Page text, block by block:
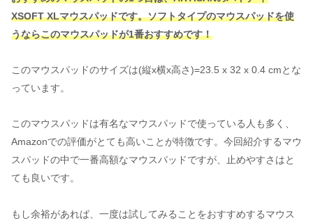
XSOFT XLマウスパッドです。ソフトタイプのマウスパッドを使
うならこのマウスパッドが1番おすすめです！
このマウスパッドのサイズは(縦x横x高さ)=23.5 x 32 x 0.4 cmとな
っています。
このマウスパッドは有名なマウスパッドで使っている人も多く、
Amazonでの評価がとても高いことが特徴です。今回紹介するマウ
スパッドの中で一番高額なマウスパッドですが、止めやすさはと
ても良いです。
もし余裕があれば、一度は試してみることをおすすめするマウス